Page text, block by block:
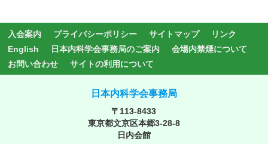
入会案内 プライバシーポリシー サイトマップ
リンク
English
日本内科学会事務局のご案内
会場内禁煙について
お問い合わせ
サイトの利用について
日本内科学会事務局
〒113-8433
東京都文京区本郷3-28-8
日内会館